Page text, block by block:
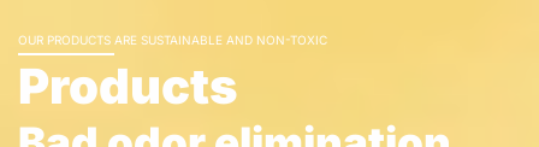
OUR PRODUCTS ARE SUSTAINABLE AND NON-TOXIC
Products